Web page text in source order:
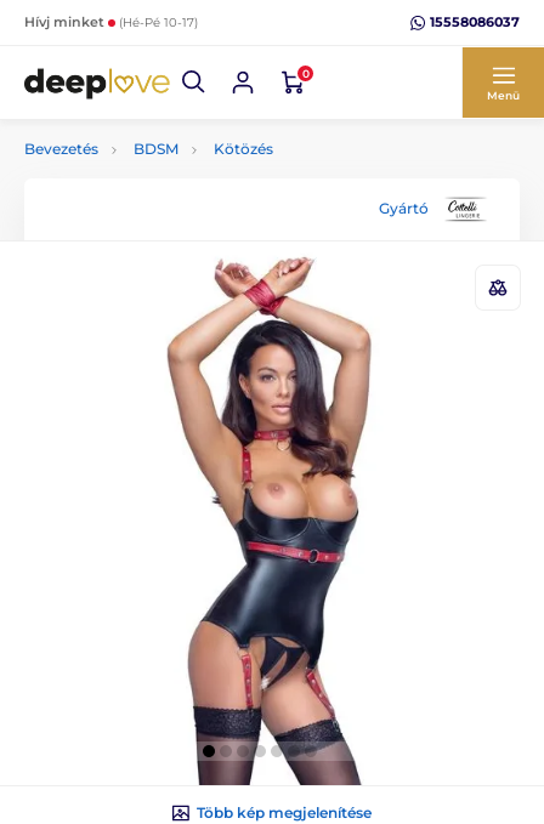
Hívj minket (Hé-Pé 10-17) 15558086037
0
Menü
Bevezetés BDSM Kötözés
Gyártó
Több kép megjelenítése